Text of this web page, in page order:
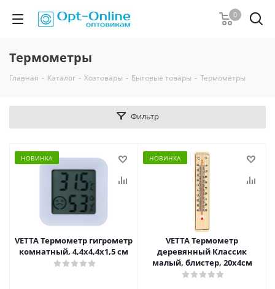
0
Термометры
Главная - Каталог - Хозтовары - Бытовые товары - Термометры
Фильтр
НОВИНКА
VETTA Термометр гигрометр
комнатный, 4,4x4,4x1,5 см
НОВИНКА
VETTA Термометр
деревянный Классик
малый, блистер, 20х4см